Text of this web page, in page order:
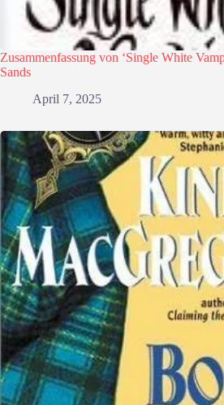
Zusammenfassung von ‘Single White
Sands
April 7, 2025